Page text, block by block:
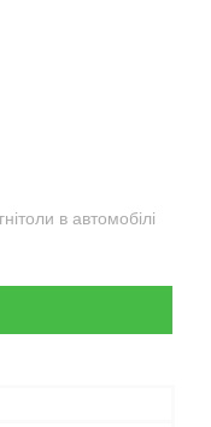
в автомобілі